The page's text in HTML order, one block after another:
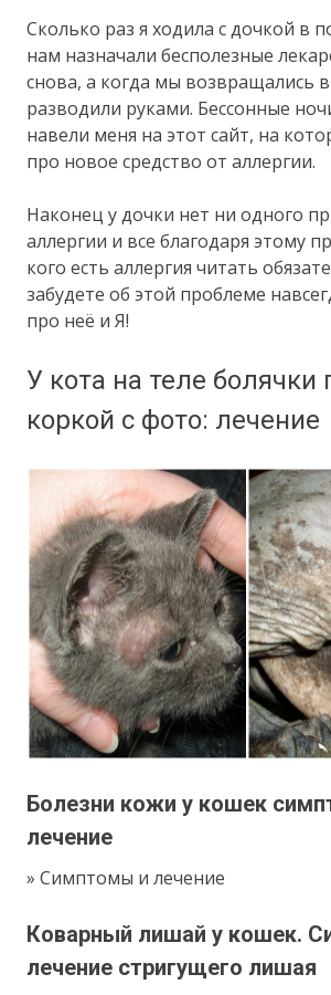
Сколько раз я ходила с дочкой в
нам назначали бесполезные
снова, а когда мы возвращались
разводили руками. Бессонные
навели меня на этот сайт, на
про новое средство от аллергии.
Наконец у дочки нет ни одного
аллергии и все благодаря этому
кого есть аллергия читать
забудете об этой проблеме
про неё и Я!
У кота на теле
коркой с фото: лечение
Болезни кожи у кошек
лечение
» Симптомы и лечение
Коварный лишай у кошек.
лечение стригущего лишая